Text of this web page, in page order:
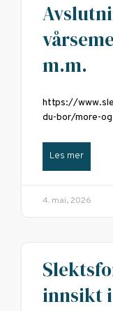
m.m.
https://
du-bor/more-
Les mer
4. mai, 2026
innsikt